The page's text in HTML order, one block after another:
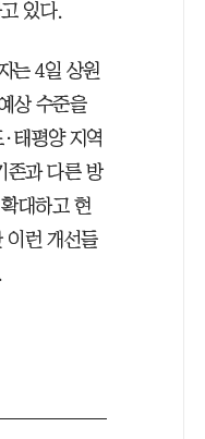
있다.
는 4일 상원
상 수준을
태평양 지역
존과 다른 방
대하고 현
이런 개선들